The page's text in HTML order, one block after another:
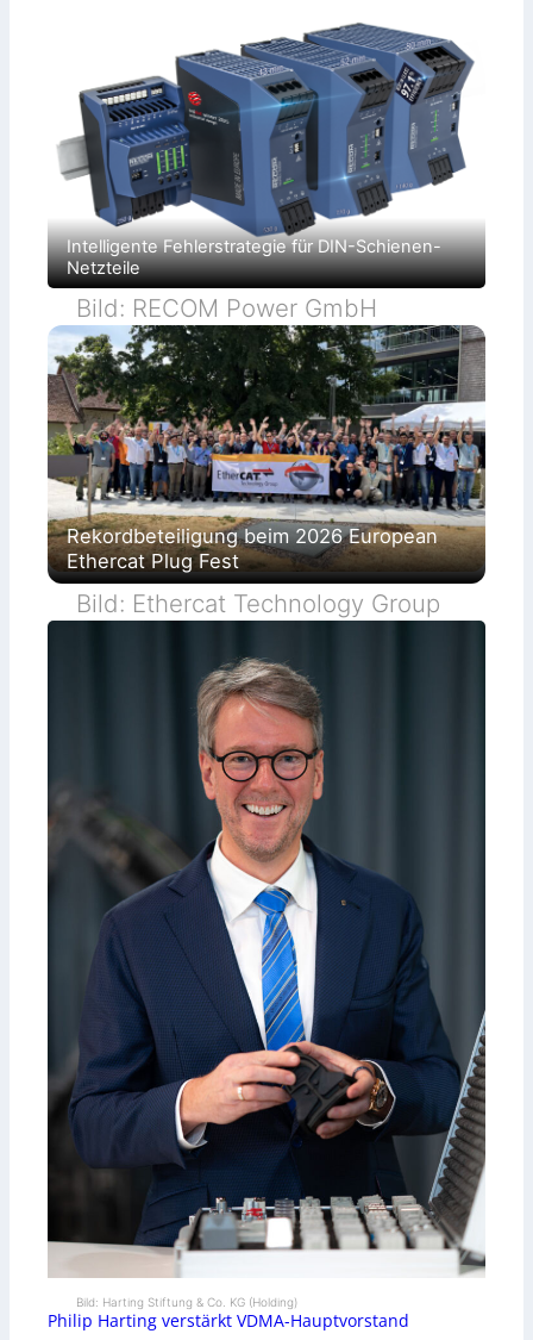
Intelligente Fehlerstrategie für DIN-Schienen-
Netzteile
Bild: RECOM Power GmbH
Rekordbeteiligung beim 2026 European
Ethercat Plug Fest
Bild: Ethercat Technology Group
Bild: Harting Stiftung & Co. KG (Holding)
Philip Harting verstärkt VDMA-Hauptvorstand